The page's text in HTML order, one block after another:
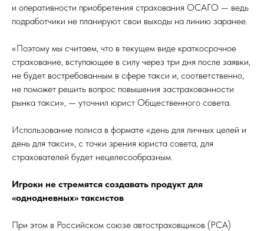
и оперативности приобретения страхования ОСАГО — ведь
подработчики не планируют свои выходы на линию заранее.
«Поэтому мы считаем, что в текущем виде краткосрочное
страхование, вступающее в силу через три дня после заявки,
не будет востребованным в сфере такси и, соответственно,
не поможет решить вопрос повышения застрахованности
рынка такси», — уточнил юрист Общественного совета.
Использование полиса в формате «день для личных целей и
день для такси», с точки зрения юриста совета, для
страхователей будет нецелесообразным.
Игроки не стремятся создавать продукт для
«однодневных» таксистов
При этом в Российском союзе автостраховщиков (РСА)